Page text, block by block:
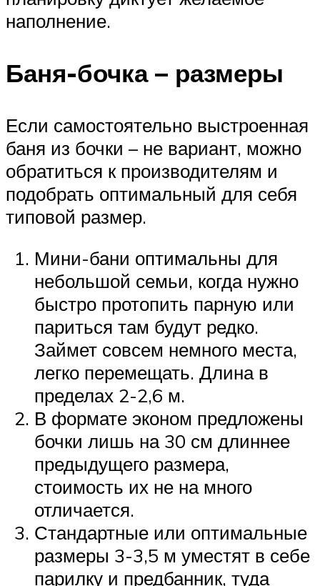
наполнение.
Баня-бочка – размеры
Если самостоятельно выстроенная
баня из бочки – не вариант, можно
обратиться к производителям и
подобрать оптимальный для себя
типовой размер.
Мини-бани оптимальны для
небольшой семьи, когда нужно
быстро протопить парную или
париться там будут редко.
Займет совсем немного места,
легко перемещать. Длина в
пределах 2-2,6 м.
В формате эконом предложены
бочки лишь на 30 см длиннее
предыдущего размера,
стоимость их не на много
отличается.
Стандартные или оптимальные
размеры 3-3,5 м уместят в себе
парилку и предбанник, туда